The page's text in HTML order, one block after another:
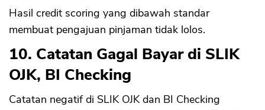
Hasil credit scoring yang dibawah standar
membuat pengajuan pinjaman tidak lolos.
10. Catatan Gagal Bayar di SLIK
OJK, BI Checking
Catatan negatif di SLIK OJK dan BI Checking